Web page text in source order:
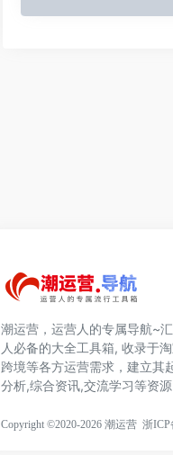
潮运营，运营人的专属导航~
人必备的大全工具箱, 收录于
跨境等各方运营需求，建立其
分析,综合资讯,交流学习等资源
Copyright ©2020-2026 潮运营 浙ICP